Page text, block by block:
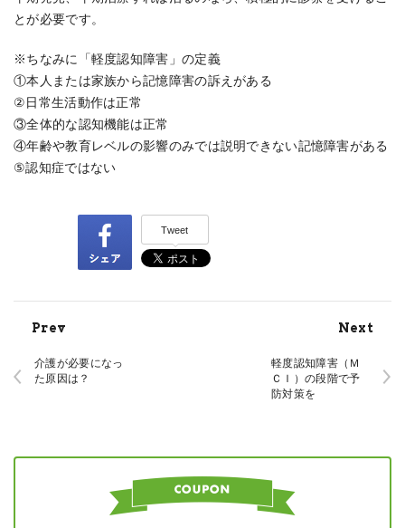
とが必要です。
※ちなみに「軽度認知障害」の定義
①本人または家族から記憶障害の訴えがある
②日常生活動作は正常
③全体的な認知機能は正常
④年齢や教育レベルの影響のみでは説明できない記憶障害がある
⑤認知症ではない
Tweet
軽度認知障害（Ｍ
ＣＩ）の段階で予
防対策を
Next
介護が必要になっ
た原因は？
Prev